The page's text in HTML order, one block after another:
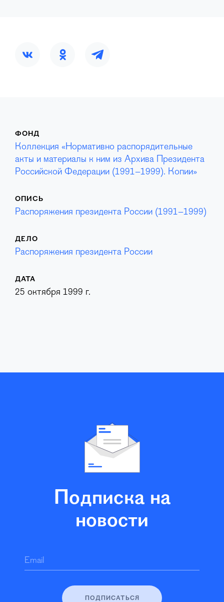
ФОНД
Коллекция «Нормативно распорядительные
акты и материалы к ним из Архива Президента
Российской Федерации (1991–1999). Копии»
ОПИСЬ
Распоряжения президента России (1991–1999)
ДЕЛО
Распоряжения президента России
ДАТА
25 октября 1999 г.
Подписка на
новости
Email
ПОДПИСАТЬСЯ